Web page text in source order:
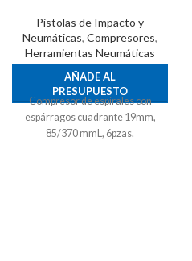
Pistolas de Impacto y
Neumáticas, Compresores,
Herramientas Neumáticas
AÑADE AL
PRESUPUESTO
Compresor de espirales con
espárragos cuadrante 19mm,
85/370 mmL, 6pzas.